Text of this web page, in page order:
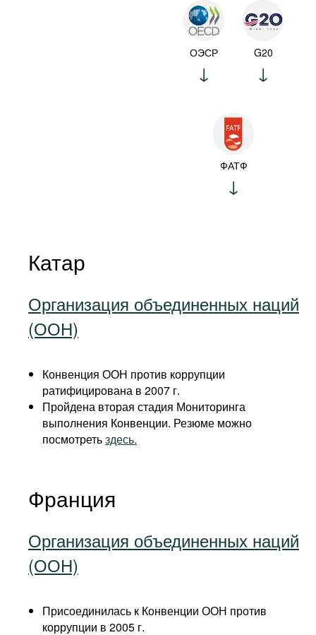
ОЭСР G20
ФАТФ
Катар
Организация объединенных наций
(ООН)
Конвенция ООН против коррупции
ратифицирована в 2007 г.
Пройдена вторая стадия Мониторинга
выполнения Конвенции. Резюме можно
посмотретьздесь.
Франция
Организация объединенных наций
(ООН)
Присоединилась к Конвенции ООН против
коррупции в 2005 г.